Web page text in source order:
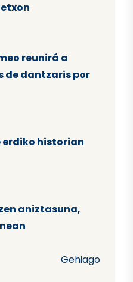
reunirá a
de dantzaris por
erdiko historian
aniztasuna,
Gehiago